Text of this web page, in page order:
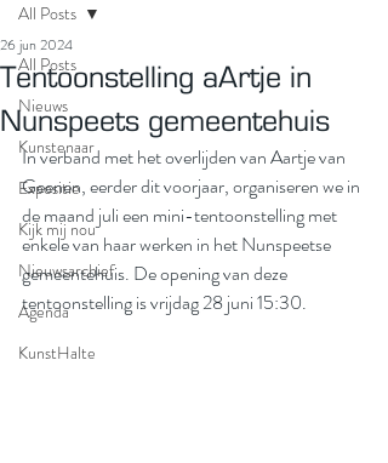
All Posts
Nieuws
Kunstenaar
Expositie
Kijk mij nou
Nieuwsarchief
Agenda
KunstHalte
All Posts
Tentoonstelling aArtje in
Nunspeets gemeentehuis
26 jun 2024
In verband met het overlijden van Aartje van
Geenen, eerder dit voorjaar, organiseren we in
de maand juli een mini-tentoonstelling met
enkele van haar werken in het Nunspeetse
gemeentehuis. De opening van deze
tentoonstelling is vrijdag 28 juni 15:30.